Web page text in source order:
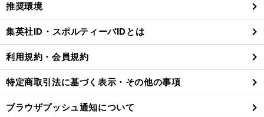
閉
る
推奨環境
集英社ID・スポルティーバIDとは
利用規約・会員規約
特定商取引法に基づく表示・その他の事項
ブラウザプッシュ通知について